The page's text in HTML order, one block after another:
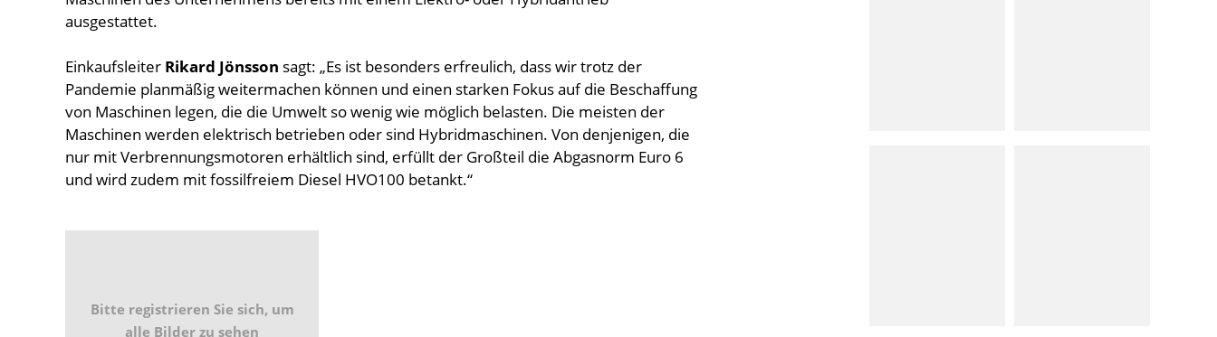
ausgestattet.
Einkaufsleiter Rikard Jönsson sagt: „Es ist besonders erfreulich, dass wir trotz der
Pandemie planmäßig weitermachen können und einen starken Fokus auf die Beschaffung
von Maschinen legen, die die Umwelt so wenig wie möglich belasten. Die meisten der
Maschinen werden elektrisch betrieben oder sind Hybridmaschinen. Von denjenigen, die
nur mit Verbrennungsmotoren erhältlich sind, erfüllt der Großteil die Abgasnorm Euro 6
und wird zudem mit fossilfreiem Diesel HVO100 betankt.“
Bitte registrieren Sie sich, um
alle Bilder zu sehen